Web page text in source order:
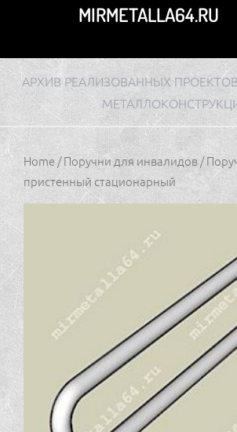
содержимому
MIRMETALLA64.RU
АРХИВ РЕАЛИЗОВАННЫХ
Home/Поручни для инвалидов/
пристенный стационарный